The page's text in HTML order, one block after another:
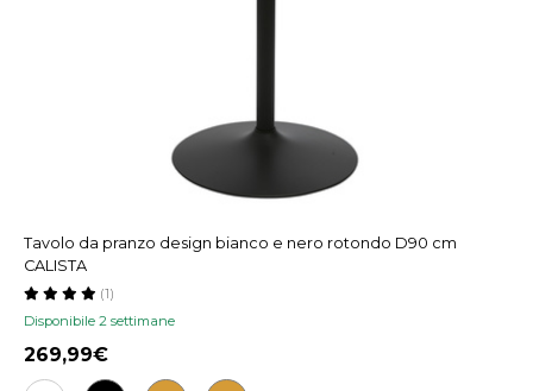
Tavolo da pranzo design bianco e nero rotondo D90 cm
CALISTA
Disponibile 2 settimane
(1)
269,99€